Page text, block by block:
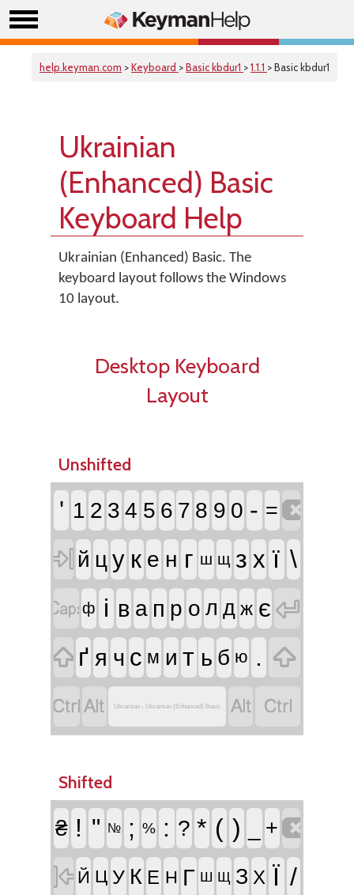
help.keyman.com >Keyboard >Basic kbdur1 >1.1.1 > Basic kbdur1
Ukrainian
(Enhanced) Basic
Keyboard Help
Ukrainian (Enhanced) Basic. The
keyboard layout follows the Windows
10 layout.
Desktop Keyboard
Layout
Unshifted
' 1 2 3 4 5 6 7 8 9 0 - =
 й ц у к е н г ш щ з х ї \
ф і в а п р о л д ж є 
 ґ я ч с м и т ь б ю . 
 Ukrainian - Ukrainian (Enhanced) Basic  
Shifted
₴ ! " № ; % : ? * ( ) +
 Й Ц У К Е Н Г Ш Щ З Х Ї /